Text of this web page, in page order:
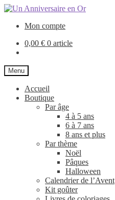
Aller
Aller
contenuMon compte
0,00 € 0 article
Menu
Accueil
Boutique
Par âge
4 à 5 ans
6 à 7 ans
8 ans et plus
Par thème
Noël
Pâques
Halloween
Calendrier de l’Avent
Kit goûter